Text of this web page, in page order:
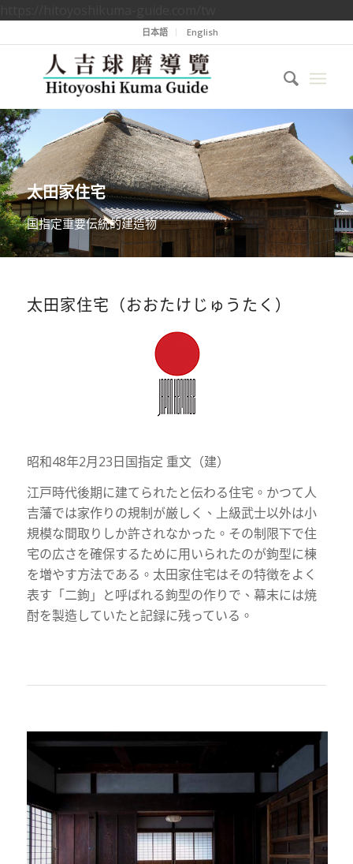
日本語 English
太田家住宅
国指定重要伝統的建造物
太田家住宅（おおたけじゅうたく）
昭和48年2月23日国指定 重文（建）
江戸時代後期に建てられたと伝わる住宅。かつて人
吉藩では家作りの規制が厳しく、上級武士以外は小
規模な間取りしか許されなかった。その制限下で住
宅の広さを確保するために用いられたのが鉤型に棟
を増やす方法である。太田家住宅はその特徴をよく
表す「二鉤」と呼ばれる鉤型の作りで、幕末には焼
酎を製造していたと記録に残っている。